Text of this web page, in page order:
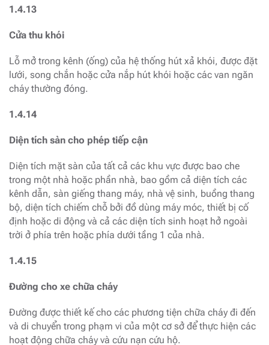
1.4.13
Cửa thu khói
Lỗ mở trong kênh (ống) của hệ thống hút xả khói, được đặt
lưới, song chắn hoặc cửa nắp hút khói hoặc các van ngăn
cháy thường đóng.
1.4.14
Diện tích sàn cho phép tiếp cận
Diện tích mặt sàn của tất cả các khu vực được bao che
trong một nhà hoặc phần nhà, bao gồm cả diện tích các
kênh dẫn, sàn giếng thang máy, nhà vệ sinh, buồng thang
bộ, diện tích chiếm chỗ bởi đồ dùng máy móc, thiết bị cố
định hoặc di động và cả các diện tích sinh hoạt hở ngoài
trời ở phía trên hoặc phía dưới tầng 1 của nhà.
1.4.15
Đường cho xe chữa cháy
Đường được thiết kế cho các phương tiện chữa cháy đi đến
và di chuyển trong phạm vi của một cơ sở để thực hiện các
hoạt động chữa cháy và cứu nạn cứu hộ.